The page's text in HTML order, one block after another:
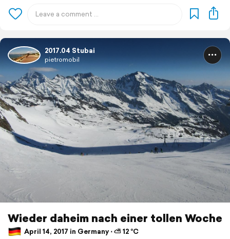
2017.04 Stubai
pietromobil
Wieder daheim nach einer tollen Woche
April 14, 2017 in Germany ⋅ ⛅ 12 °C